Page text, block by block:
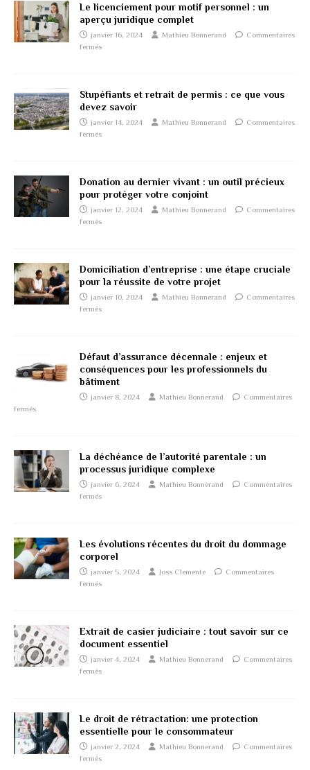
Le licenciement pour motif personnel : un
aperçu juridique complet
janvier 16, 2024 Mathieu Bonnerand
Commentaires
fermés
Stupéfiants et retrait de permis : ce que vous
devez savoir
janvier 14, 2024 Mathieu Bonnerand
Commentaires
fermés
Donation au dernier vivant : un outil précieux
pour protéger votre conjoint
janvier 12, 2024 Mathieu Bonnerand
Commentaires
fermés
Domiciliation d’entreprise : une étape cruciale
pour la réussite de votre projet
janvier 10, 2024 Mathieu Bonnerand
Commentaires
fermés
Défaut d’assurance décennale : enjeux et
conséquences pour les professionnels du
bâtiment
janvier 8, 2024 Mathieu Bonnerand
Commentaires
fermés
La déchéance de l’autorité parentale : un
processus juridique complexe
janvier 6, 2024 Mathieu Bonnerand
Commentaires
fermés
Les évolutions récentes du droit du dommage
corporel
janvier 5, 2024 Joss Clemente
Commentaires
fermés
Extrait de casier judiciaire : tout savoir sur ce
document essentiel
janvier 4, 2024 Mathieu Bonnerand
Commentaires
fermés
Le droit de rétractation: une protection
essentielle pour le consommateur
janvier 2, 2024 Mathieu Bonnerand
Commentaires
fermés